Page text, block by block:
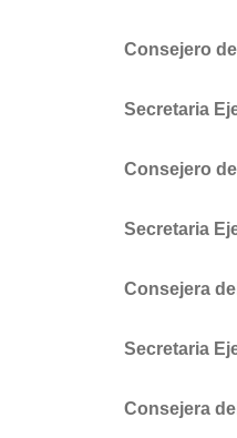
Consejero
Secretaria
Consejero
Secretaria
Consejera
Secretaria
Consejera